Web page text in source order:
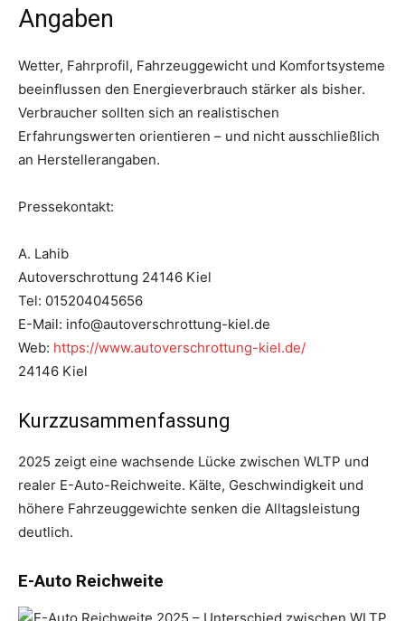
Angaben
Wetter, Fahrprofil, Fahrzeuggewicht und Komfortsysteme
beeinflussen den Energieverbrauch stärker als bisher.
Verbraucher sollten sich an realistischen
Erfahrungswerten orientieren – und nicht ausschließlich
an Herstellerangaben.
Pressekontakt:
A. Lahib
Autoverschrottung 24146 Kiel
Tel: 015204045656
E-Mail: info@autoverschrottung-kiel.de
Web: https://www.autoverschrottung-kiel.de/
24146 Kiel
Kurzzusammenfassung
2025 zeigt eine wachsende Lücke zwischen WLTP und
realer E-Auto-Reichweite. Kälte, Geschwindigkeit und
höhere Fahrzeuggewichte senken die Alltagsleistung
deutlich.
E-Auto Reichweite